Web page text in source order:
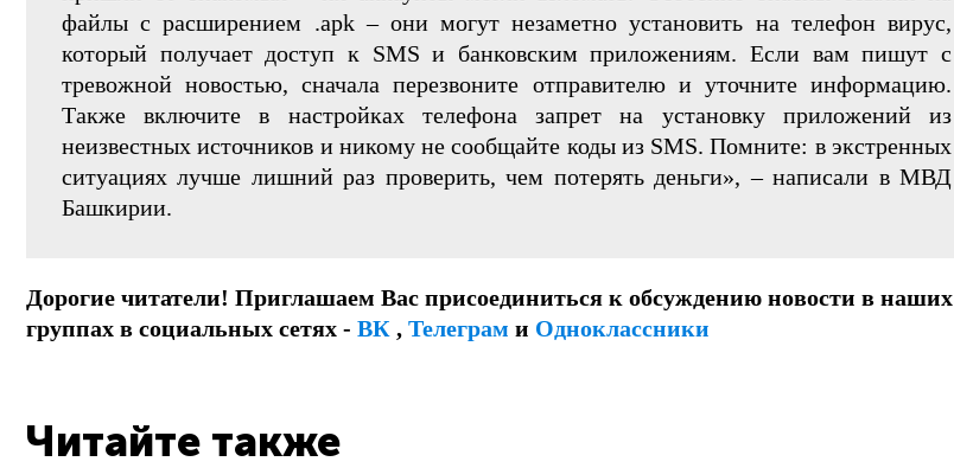
файлы с расширением .apk – они могут незаметно установить на телефон вирус,
который получает доступ к SMS и банковским приложениям. Если вам пишут с
тревожной новостью, сначала перезвоните отправителю и уточните информацию.
Также включите в настройках телефона запрет на установку приложений из
неизвестных источников и никому не сообщайте коды из SMS. Помните: в экстренных
ситуациях лучше лишний раз проверить, чем потерять деньги», – написали в МВД
Башкирии.
Дорогие читатели! Приглашаем Вас присоединиться к обсуждению новости в наших
группах в социальных сетях - ВК , Телеграм и Одноклассники
Читайте также